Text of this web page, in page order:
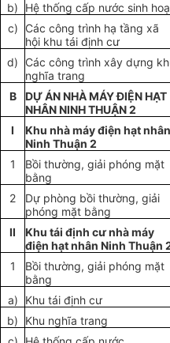
b) Hệ thống cấp nước sinh
c)
Các công trình hạ tầng xã
hội khu tái định cư
d)
Các công trình xây dựng
nghĩa trang
B
DỰ ÁN NHÀ MÁY ĐIỆN HẠT
NHÂN NINH THUẬN 2
I
Khu nhà máy điện hạt nhân
Ninh Thuận 2
1
Bồi thường, giải phóng mặt
bằng
2
Dự phòng bồi thường, giải
phóng mặt bằng
II
Khu tái định cư nhà máy
điện hạt nhân Ninh Thuận
1
Bồi thường, giải phóng mặt
bằng
a) Khu tái định cư
b)
Khu nghĩa trang